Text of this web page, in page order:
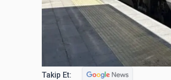
Takip Et: